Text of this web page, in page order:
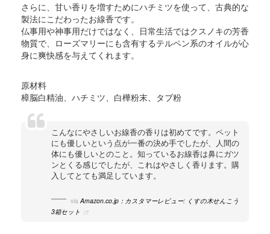
さらに、甘い香りを増すためにハチミツを使って、古典的な
製法にこだわったお線香です。
仏事用や神事用だけではなく、日常生活ではクスノキの芳香
物質で、ローズマリーにも含有するテルペン系のオイルが心
身に爽快感を与えてくれます。
原材料
樟脳白精油、ハチミツ、白樺粉末、タブ粉
こんなにやさしいお線香の香りは初めてです。ペット
にも優しいという点が一番の決め手でしたが、人間の
体にも優しいとのこと。知っているお線香は鼻にガツ
ンとくる感じでしたが、これはやさしく香ります。購
入してとても満足しています。
viaAmazon.co.jp：カスタマーレビュー: くすの木せんこう
3箱セット